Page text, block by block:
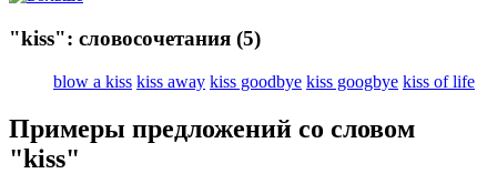
"kiss": словосочетания (5)
blow a kiss kiss away kiss goodbye kiss googbye kiss of life
Примеры предложений со словом
"kiss"